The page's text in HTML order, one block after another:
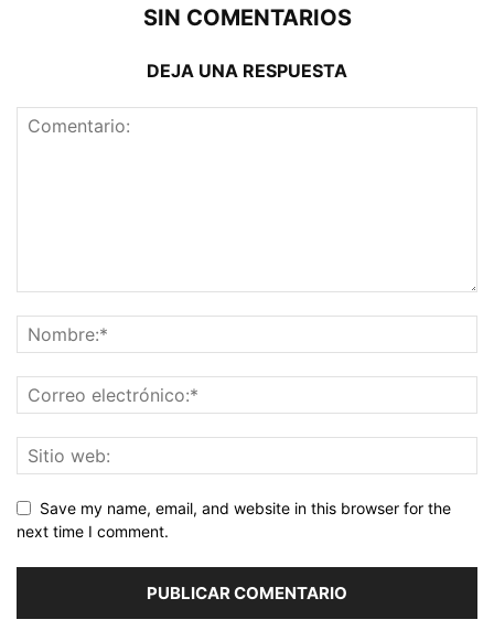
SIN COMENTARIOS
DEJA UNA RESPUESTA
Save my name, email, and website in this browser for the
next time I comment.